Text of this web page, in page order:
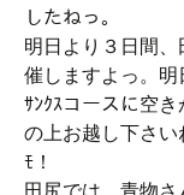
したねっ。
明日より３日間
催しますよっ。明
ｻﾝｸｽコースに空
の上お越し下さい
ﾓ！
田尻では、青物さ